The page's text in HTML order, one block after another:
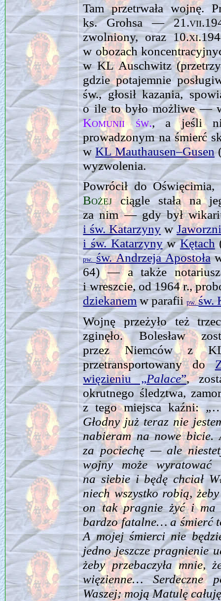
Tam przetrwała wojnę.
ks. Grohsa —
zwolniony, oraz
w obozach
w KL Auschwitz
gdzie potajemnie
św., głosił kazania,
o ile to było możliwe —
Komunii św., a jeśli nie
prowadzonym na śmierć
wKL Mauthausen–Gusen
wyzwolenia.
Powrócił do
Bożejciągle stała na
za nim — gdy był
i św. Katarzynyw
i św. KatarzynywKętach
pw.św. Andrzeja Apostoła
64) — a także
i wreszcie, od 1964 r.,
dziekanem w parafiipw.św.
Wojnę przeżyło też
zginęło. Bolesław
przez Niemców z
przetransportowany do
więzieniu „Palace”,
okrutnego śledztwa,
z tego miejsca kaźni:
Głodny już teraz nie
nabieram na nowe
za pociechę — ale
wojny może
na siebie i będę chciał
niech wszystko robią,
on tak pragnie żyć i ma
bardzo fatalne… a śmierć
A mojej śmierci nie
jedno jeszcze pragnienie
żeby przebaczyła mnie,
więzienne… Serdeczne
Waszej; moją Matulę